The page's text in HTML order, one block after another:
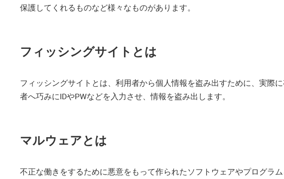
保護してくれるものなど様々なものがあります。
フィッシングサイトとは
フィッシングサイトとは、利用者から個人情報を盗み出すために、実際
者へ巧みにIDやPWなどを入力させ、情報を盗み出します。
マルウェアとは
不正な働きをするために悪意をもって作られたソフトウェアやプログラ